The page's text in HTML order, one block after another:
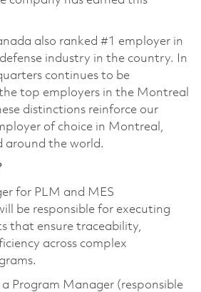
also ranked #1 employer in
industry in the country. In
continues to be
top employers in the Montreal
distinctions reinforce our
of choice in Montreal,
around the world.
for PLM and MES
be responsible for executing
that ensure traceability,
across complex
Program Manager (responsible